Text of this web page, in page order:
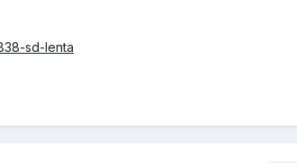
sd-lenta